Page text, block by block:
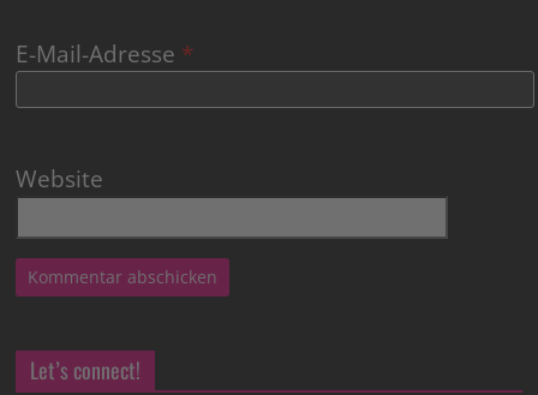
E-Mail-Adresse *
Website
Let’s connect!